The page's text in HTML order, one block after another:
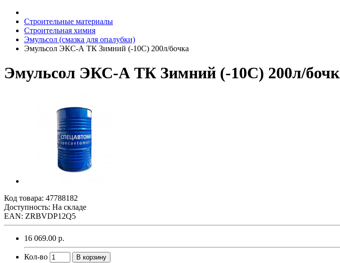
Строительные материалы
Строительная химия
Эмульсол (смазка для опалубки)
Эмульсол ЭКС-А ТК Зимний (-10С) 200л/бочка
Эмульсол ЭКС-А ТК Зимний (-10С) 200л/
Код товара: 47788182
Доступность: На складе
EAN: ZRBVDP12Q5
16 069.00 р.
Кол-во В корзину